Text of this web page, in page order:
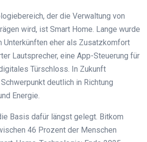
der die Verwaltung von
wird, ist Smart Home. Lange wurde
Unterkünften eher als Zusatzkomfort
Lautsprecher, eine App-Steuerung für
Türschloss. In Zukunft
deutlich in Richtung
Energie.
Basis dafür längst gelegt. Bitkom
46 Prozent der Menschen